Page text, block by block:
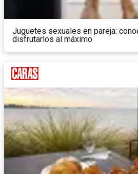
Juguetes sexuales en pareja:
disfrutarlos al máximo